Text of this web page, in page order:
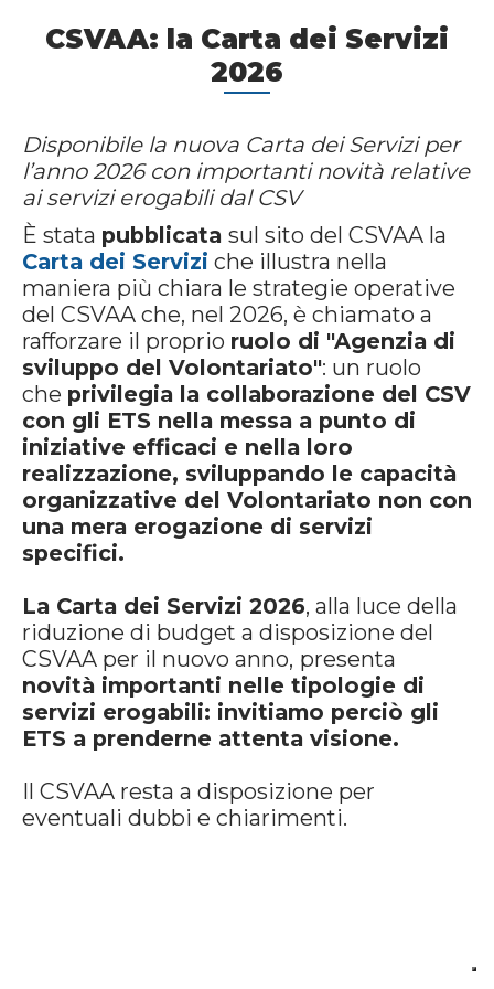
CSVAA: la Carta dei Servizi
2026
Disponibile la nuova Carta dei Servizi per
l’anno 2026 con importanti novità relative
ai servizi erogabili dal CSV
È stata pubblicata sul sito del CSVAA la
Carta dei Servizi che illustra nella
maniera più chiara le strategie operative
del CSVAA che, nel 2026, è chiamato a
rafforzare il proprio ruolo di "Agenzia di
sviluppo del Volontariato": un ruolo
che privilegia la collaborazione del CSV
con gli ETS nella messa a punto di
iniziative efficaci e nella loro
realizzazione, sviluppando le capacità
organizzative del Volontariato non con
una mera erogazione di servizi
specifici.
La Carta dei Servizi 2026, alla luce della
riduzione di budget a disposizione del
CSVAA per il nuovo anno, presenta
novità importanti nelle tipologie di
servizi erogabili: invitiamo perciò gli
ETS a prenderne attenta visione.
Il CSVAA resta a disposizione per
eventuali dubbi e chiarimenti.